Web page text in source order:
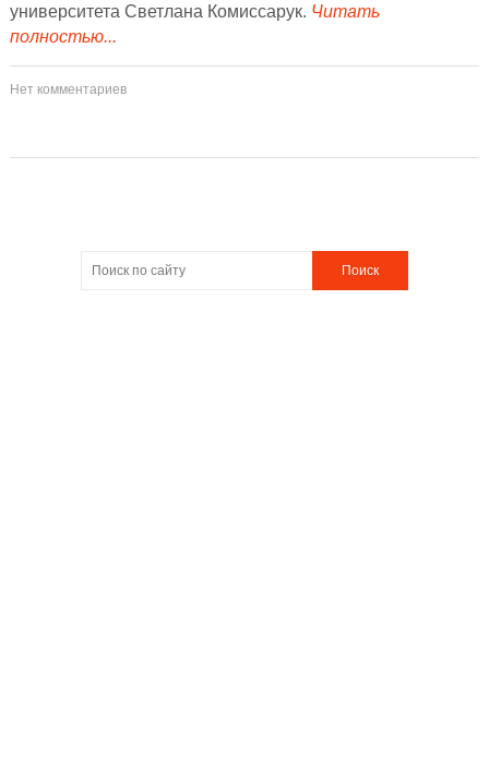
университета Светлана Комиссарук. Читать
полностью...
Нет комментариев